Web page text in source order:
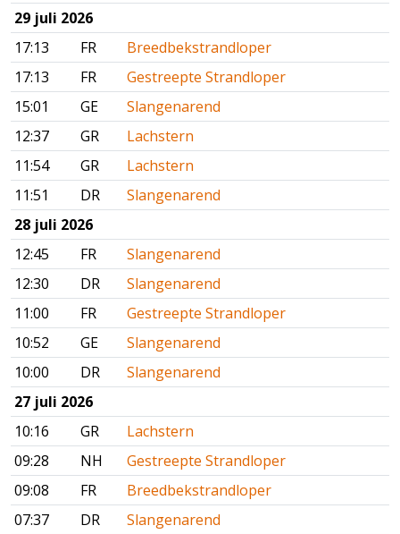
29 juli 2026
17:13
FR
Breedbekstrandloper
17:13
FR
Gestreepte Strandloper
15:01
GE
Slangenarend
12:37
GR
Lachstern
11:54
GR
Lachstern
11:51
DR
Slangenarend
28 juli 2026
12:45
FR
Slangenarend
12:30
DR
Slangenarend
11:00
FR
Gestreepte Strandloper
10:52
GE
Slangenarend
10:00
DR
Slangenarend
27 juli 2026
10:16
GR
Lachstern
09:28
NH
Gestreepte Strandloper
09:08
FR
Breedbekstrandloper
07:37
DR
Slangenarend